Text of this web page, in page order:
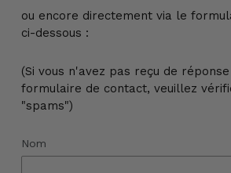
ou encore directement via le
ci-dessous :
(Si vous n'avez pas reçu de
formulaire de contact, veuillez
"spams")
Nom